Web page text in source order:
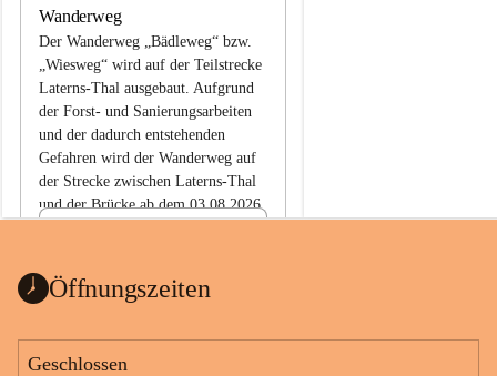
Wanderweg
Der Wanderweg „Bädleweg“ bzw.
„Wiesweg“ wird auf der Teilstrecke
Laterns-Thal ausgebaut. Aufgrund
der Forst- und Sanierungsarbeiten
und der dadurch entstehenden
Gefahren wird der Wanderweg auf
der Strecke zwischen Laterns-Thal
und der Brücke ab dem 03.08.2026
ht
1 Seite•0,1 MB
Öffnungszeiten
Geschlossen